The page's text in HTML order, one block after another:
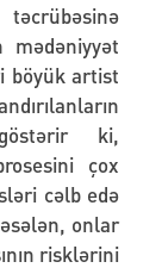
mədəniyyət
böyük artist
ki,
çox
cəlb edə
onlar
risklərini